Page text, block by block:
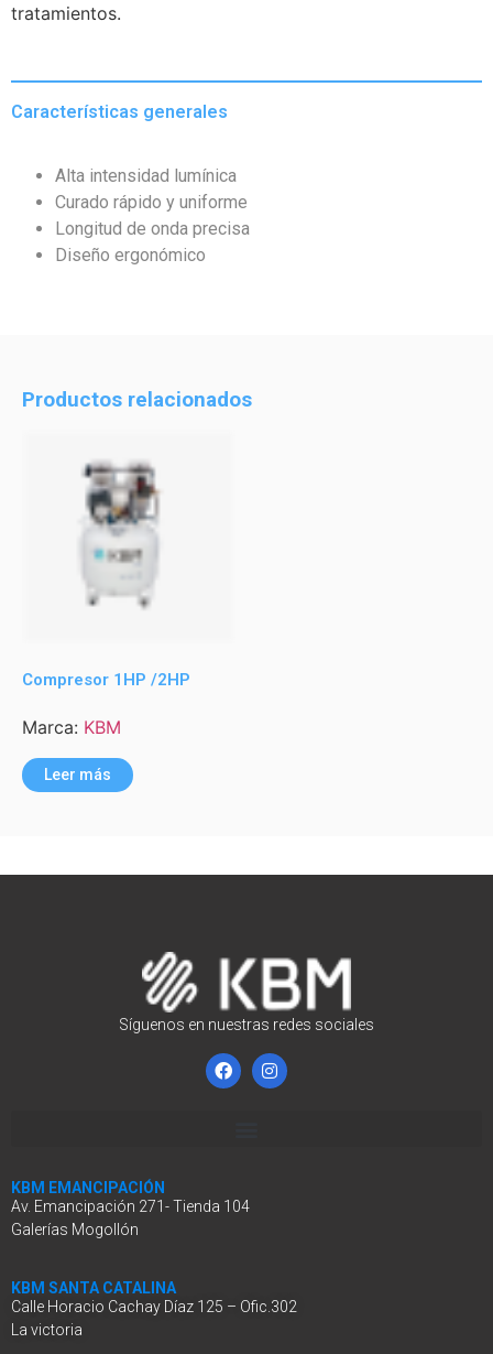
tratamientos.
Características generales
Alta intensidad lumínica
Curado rápido y uniforme
Longitud de onda precisa
Diseño ergonómico
Productos relacionados
Compresor 1HP /2HP
Marca: KBM
Leer más
Síguenos en nuestras redes sociales
KBM EMANCIPACIÓN
Av. Emancipación 271- Tienda 104
Galerías Mogollón
KBM SANTA CATALINA
Calle Horacio Cachay Díaz 125 – Ofic.302
La victoria